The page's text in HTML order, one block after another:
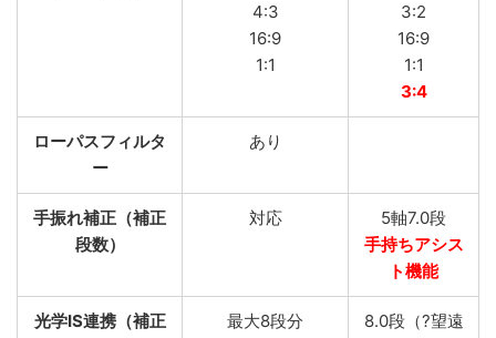
4:3
16:9
1:1
3:2
16:9
1:1
3:4
ローパスフィルタ
ー
あり
手振れ補正（補正
段数）
対応
5軸7.0段
手持ちアシス
ト機能
光学IS連携（補正
最大8段分
8.0段（?望遠